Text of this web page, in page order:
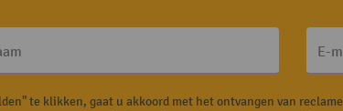
E-
te klikken, gaat u akkoord met het ontvangen van